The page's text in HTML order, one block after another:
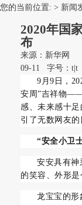
您的当前位置: > 新闻
2020年国
布
来源：新华网
09-11
字号： t t
9月9日，
安周”吉祥物——
感、未来感十
引了无数网友的
“安全小卫
安安具有神
的笑容、外形是
龙宝宝的形